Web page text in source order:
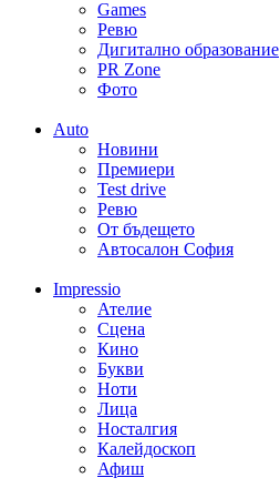
Games
Ревю
Дигитално образование
PR Zone
Фото
Auto
Новини
Премиери
Test drive
Ревю
От бъдещето
Автосалон София
Impressio
Ателие
Сцена
Кино
Букви
Ноти
Лица
Носталгия
Калейдоскоп
Афиш